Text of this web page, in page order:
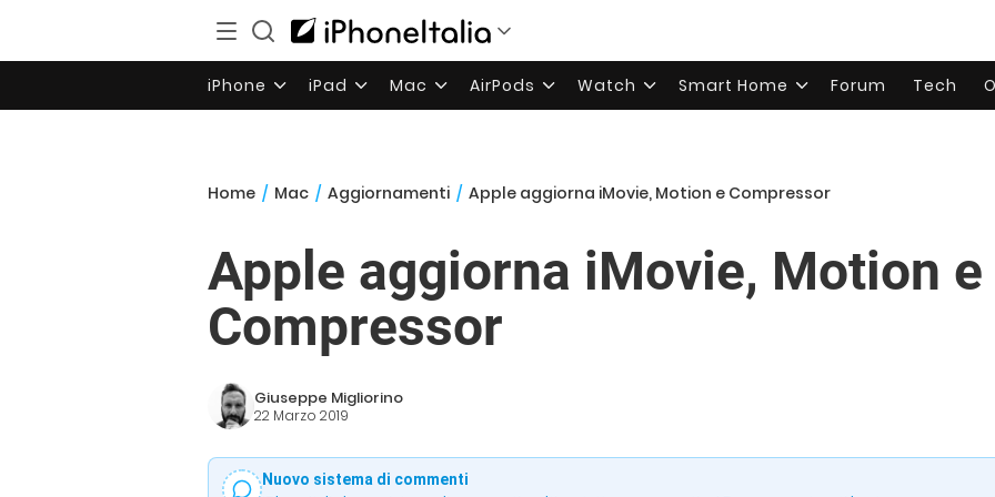
iPhone iPad Mac AirPods Watch Smart Home Forum Tech
Home / Mac / Aggiornamenti / Apple aggiorna iMovie, Motion e Compressor
Apple aggiorna iMovie, Motion e
Compressor
Giuseppe Migliorino
22 Marzo 2019
Nuovo sistema di commenti